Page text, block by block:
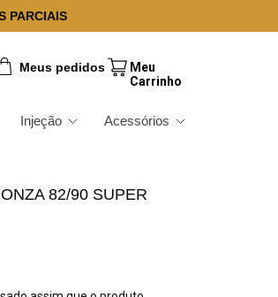
PARCIAIS
Meus pedidos
Injeção Acessórios
82/90 SUPER